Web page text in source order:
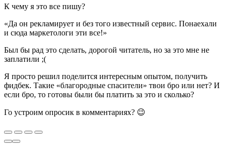
К чему я это все пишу?
«Да он рекламирует и без того известный сервис. Понаехали
и сюда маркетологи эти все!»
Был бы рад это сделать, дорогой читатель, но за это мне не
заплатили ;(
Я просто решил поделится интересным опытом, получить
фидбек. Такие «благородные спасители» твои бро или нет? И
если бро, то готовы были бы платить за это и сколько?
Го устроим опросик в комментариях? 😉